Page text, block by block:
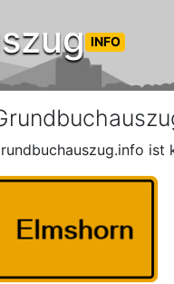
INFO
ist